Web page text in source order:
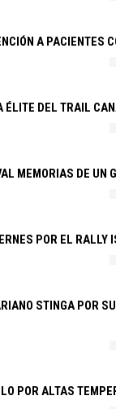
A PACIENTES
ÉLITE DEL TRAIL
MEMORIAS DE UN
POR EL RALLY
STINGA POR
POR ALTAS